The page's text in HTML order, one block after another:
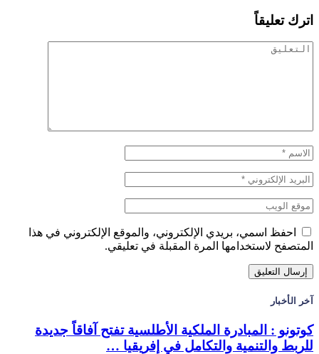
اترك تعليقاً
احفظ اسمي، بريدي الإلكتروني، والموقع الإلكتروني في هذا
المتصفح لاستخدامها المرة المقبلة في تعليقي.
آخر الأخبار
كوتونو : المبادرة الملكية الأطلسية تفتح آفاقاً جديدة
للربط والتنمية والتكامل في إفريقيا …